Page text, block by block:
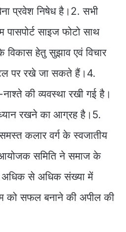
प्रवेश निषेध है।2. सभी
पासपोर्ट साइज फोटो साथ
हेतु सुझाव एवं विचार
पर रखे जा सकते हैं।4.
की व्यवस्था रखी गई है।
रखने का आग्रह है।5.
कलार वर्ग के स्वजातीय
समिति ने समाज के
से अधिक संख्या में
को सफल बनाने की अपील की